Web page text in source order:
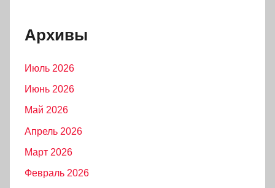
Архивы
Июль 2026
Июнь 2026
Май 2026
Апрель 2026
Март 2026
Февраль 2026